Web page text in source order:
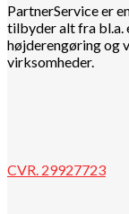
PartnerService er
tilbyder alt fra bl.a.
højderengøring og
virksomheder.
CVR. 29927723